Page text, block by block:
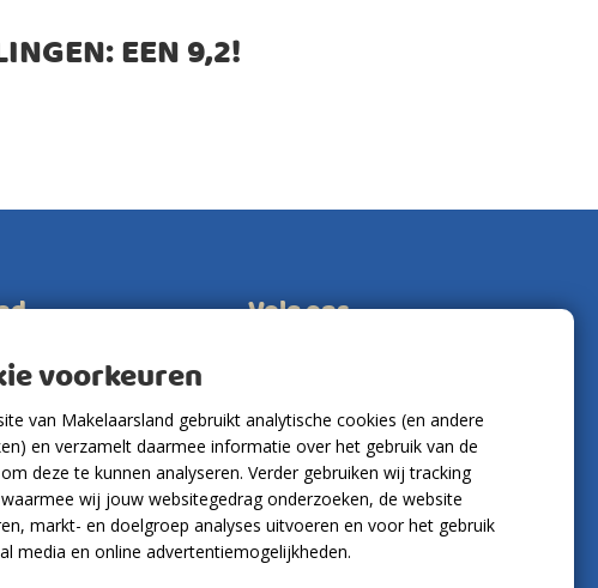
EEN9,2!
Volg ons
voorkeuren
van Makelaarsland gebruikt analytische cookies (en andere
en verzamelt daarmee informatie over het gebruik van de
deze te kunnen analyseren. Verder gebruiken wij tracking
wij jouw websitegedrag onderzoeken, de website
markt- en doelgroep analyses uitvoeren en voor het gebruik
media en online advertentiemogelijkheden.